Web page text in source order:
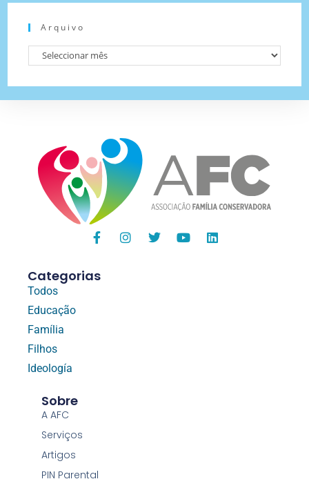
Arquivo
Categorias
Todos
Educação
Família
Filhos
Ideología
Sobre
A AFC
Serviços
Artigos
PIN Parental